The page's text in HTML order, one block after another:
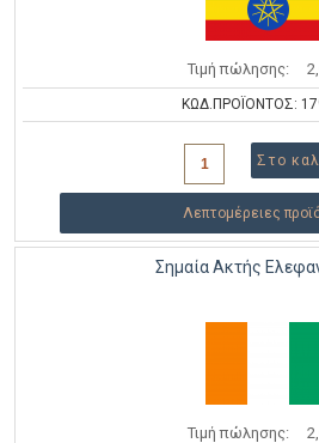
Τιμή πώλησης:
ΚΩΔ.ΠΡΟΪΟΝΤΟΣ:
Λεπτομέρειες
Σημαία Ακτής
Τιμή πώλησης: